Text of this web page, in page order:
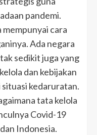
pandemi.
cara
Ada negara
sedikit juga yang
dan kebijakan
kedaruratan.
tata kelola
Covid-19
Indonesia.